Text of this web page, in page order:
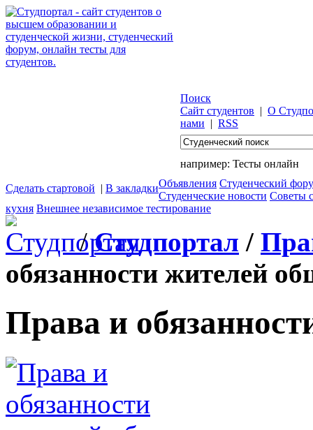
Поиск
Сайт студентов | О
нами | RSS
например: Тесты онлайн
Сделать стартовой | В закладкиОбъявления Студенческий
Студенческие новости Советы
кухня Внешнее независимое тестирование
/Студпортал /
обязанности жителей
Права и